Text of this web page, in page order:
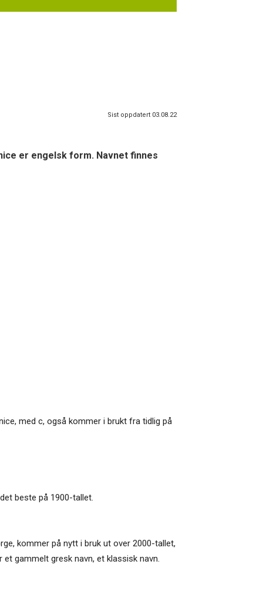
Sist oppdatert 03.08.22
er engelsk form. Navnet finnes
med c, også kommer i brukt fra tidlig på
beste på 1900-tallet.
kommer på nytt i bruk ut over 2000-tallet,
gammelt gresk navn, et klassisk navn.